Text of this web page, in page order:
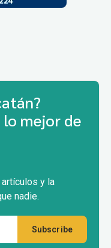
mejor de
y la
nadie.